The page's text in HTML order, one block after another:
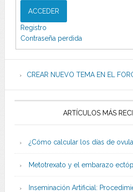
ACCEDER
Registro
Contraseña perdida
CREAR NUEVO TEMA EN EL
ARTÍCULOS MÁS
¿Cómo calcular los días de
Metotrexato y el embarazo
Inseminación Artificial: